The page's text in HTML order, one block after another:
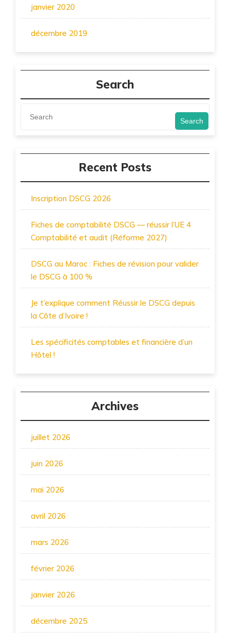
janvier 2020
décembre 2019
Search
Search
Recent Posts
Inscription DSCG 2026
Fiches de comptabilité DSCG — réussir l’UE 4
Comptabilité et audit (Réforme 2027)
DSCG au Maroc : Fiches de révision pour valider
le DSCG à 100 %
Je t’explique comment Réussir le DSCG depuis
la Côte d’Ivoire !
Les spécificités comptables et financière d’un
Hôtel !
Archives
juillet 2026
juin 2026
mai 2026
avril 2026
mars 2026
février 2026
janvier 2026
décembre 2025